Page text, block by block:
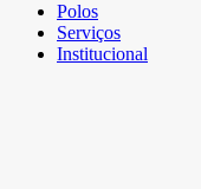
Polos
Serviços
Institucional